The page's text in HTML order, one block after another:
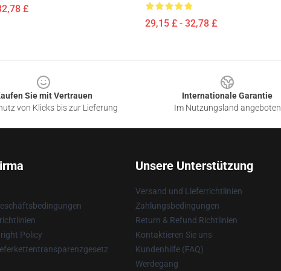
£
29,15 £ - 32,78 £
Sie mit Vertrauen
von Klicks bis zur Lieferung
Internationale Garantie
Im Nutzungsland angeboten
Policy
Unsere Unterstützung
Versand und Lieferrichtlinien
Zahlungsbedingungen
Return & Refund Richtlinien
Kontaktieren Sie uns
Kundenhilfe (FAQ)
Werdegang